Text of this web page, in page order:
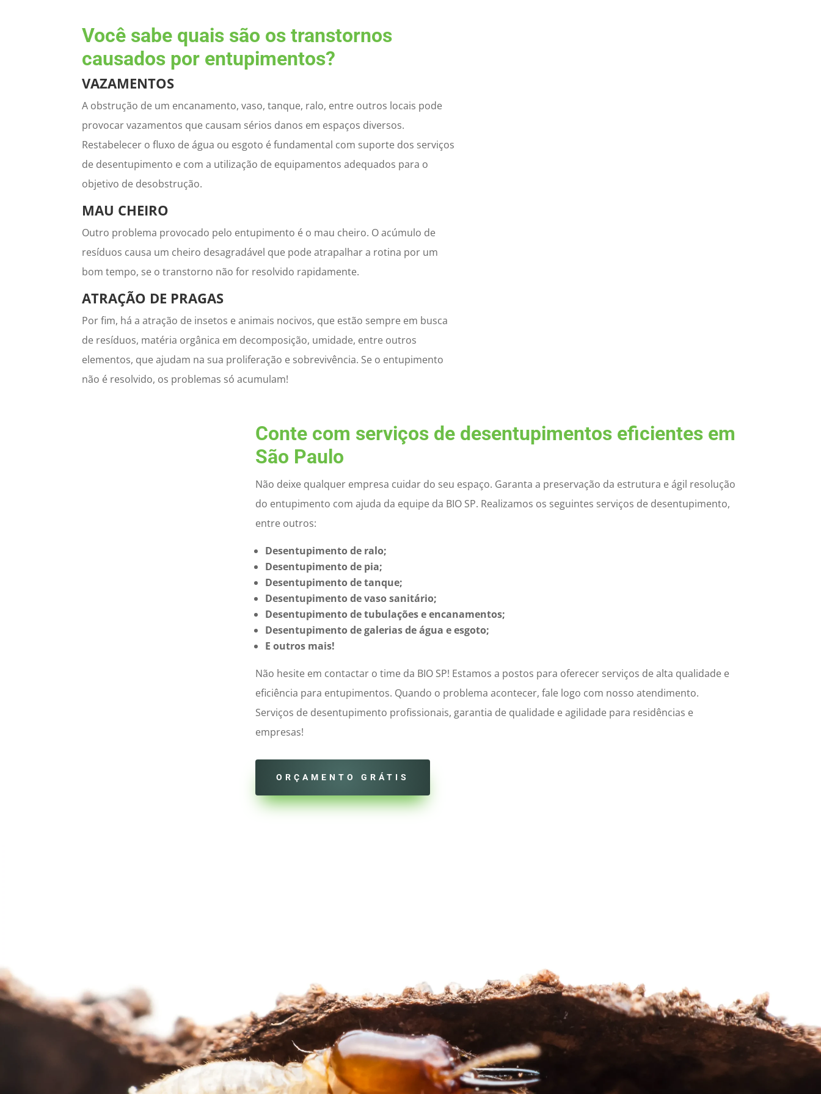
Você sabe quais são os transtornos
causados por entupimentos?
VAZAMENTOS
A obstrução de um encanamento, vaso, tanque, ralo, entre outros locais pode
provocar vazamentos que causam sérios danos em espaços diversos.
Restabelecer o fluxo de água ou esgoto é fundamental com suporte dos serviços
de desentupimento e com a utilização de equipamentos adequados para o
objetivo de desobstrução.
MAU CHEIRO
Outro problema provocado pelo entupimento é o mau cheiro. O acúmulo de
resíduos causa um cheiro desagradável que pode atrapalhar a rotina por um
bom tempo, se o transtorno não for resolvido rapidamente.
ATRAÇÃO DE PRAGAS
Por fim, há a atração de insetos e animais nocivos, que estão sempre em busca
de resíduos, matéria orgânica em decomposição, umidade, entre outros
elementos, que ajudam na sua proliferação e sobrevivência. Se o entupimento
não é resolvido, os problemas só acumulam!
Conte com serviços de desentupimentos eficientes em
São Paulo
Não deixe qualquer empresa cuidar do seu espaço. Garanta a preservação da estrutura e ágil resolução
do entupimento com ajuda da equipe da BIO SP. Realizamos os seguintes serviços de desentupimento,
entre outros:
Desentupimento de ralo;
Desentupimento de pia;
Desentupimento de tanque;
Desentupimento de vaso sanitário;
Desentupimento de tubulações e encanamentos;
Desentupimento de galerias de água e esgoto;
E outros mais!
Não hesite em contactar o time da BIO SP! Estamos a postos para oferecer serviços de alta qualidade e
eficiência para entupimentos. Quando o problema acontecer, fale logo com nosso atendimento.
Serviços de desentupimento profissionais, garantia de qualidade e agilidade para residências e
empresas!
ORÇAMENTO GRÁTIS